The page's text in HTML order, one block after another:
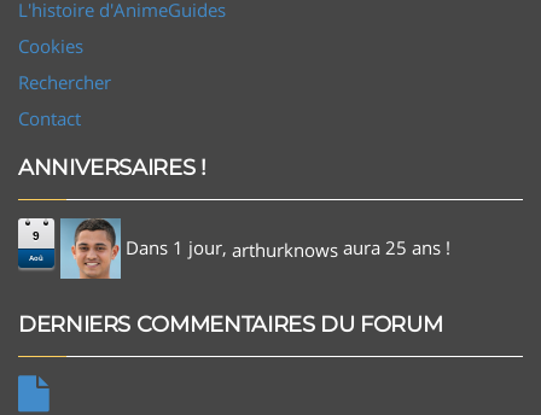
L'histoire d'AnimeGuides
Cookies
Rechercher
Contact
ANNIVERSAIRES !
9
Aoû Dans 1 jour, arthurknows aura 25 ans !
DERNIERS COMMENTAIRES DU FORUM